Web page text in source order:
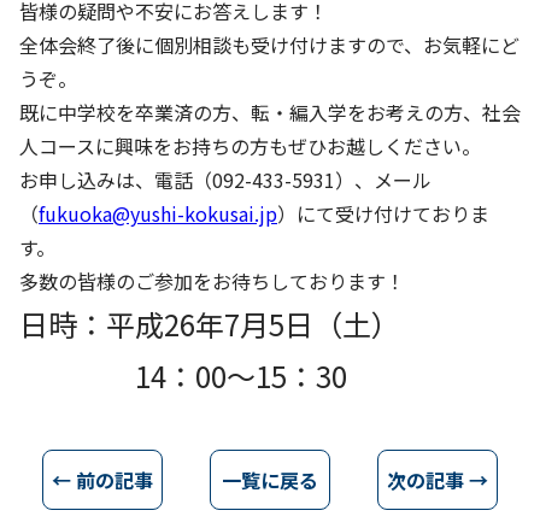
皆様の疑問や不安にお答えします！
全体会終了後に個別相談も受け付けますので、お気軽にど
うぞ。
既に中学校を卒業済の方、転・編入学をお考えの方、社会
人コースに興味をお持ちの方もぜひお越しください。
お申し込みは、電話（092-433-5931）、メール
（fukuoka@yushi-kokusai.jp）にて受け付けておりま
す。
多数の皆様のご参加をお待ちしております！
日時：平成26年7月5日（土）
14：00～15：30
← 前の記事 一覧に戻る 次の記事 →